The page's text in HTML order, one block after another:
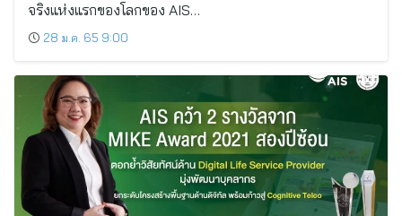
จริงแห่งแรกของโลกของ AIS…
28 ม.ค. 65 9:00